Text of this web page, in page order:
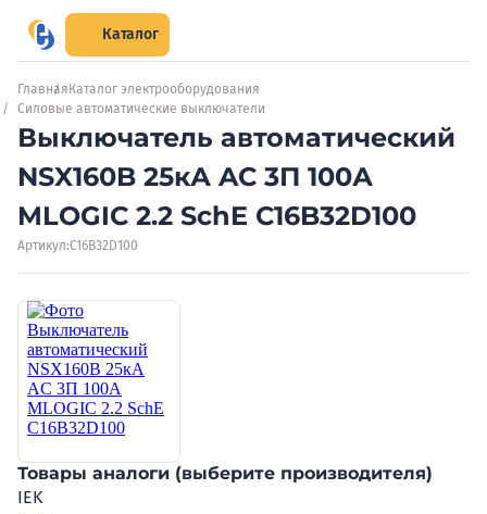
Каталог
Главная Каталог электрооборудования
Силовые автоматические выключатели
Выключатель автоматический
NSX160B 25кА AC 3П 100А
MLOGIC 2.2 SchE C16B32D100
Артикул:C16B32D100
Товары аналоги (выберите производителя)
IEK